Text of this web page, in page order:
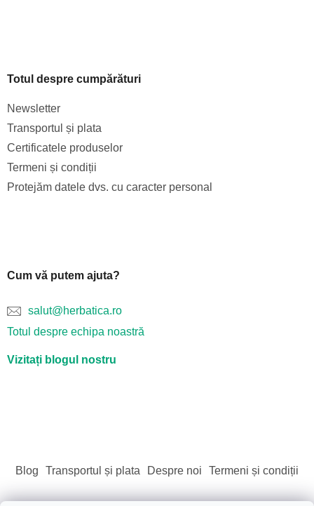
Totul despre cumpărături
Newsletter
Transportul și plata
Certificatele produselor
Termeni și condiții
Protejăm datele dvs. cu caracter personal
Cum vă putem ajuta?
salut@herbatica.ro
Totul despre echipa noastră
Vizitați blogul nostru
Blog Transportul și plata Despre noi Termeni și condiții